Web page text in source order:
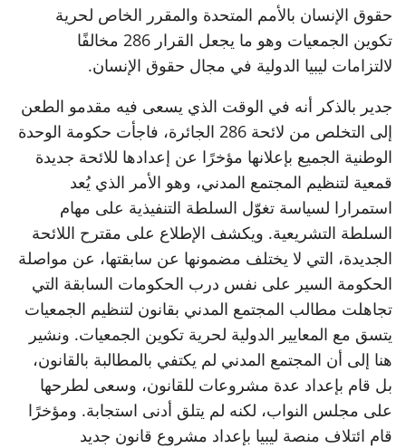
حقوق الإنسان بالأمم المتحدة والمقرر الخاص لحرية
تكوين الجمعيات وهو ما يجعل القرار 286 مخالفًا
لالتزامات ليبيا الدولية في مجال حقوق الإنسان.
جدير بالذكر أنه في الوقت الذي يسعى فيه مقدمو الطعن
إلى التخلص من لائحة 286 الجائرة، فاجأت حكومة الوحدة
الوطنية الجميع بإعلانها مؤخرًا عن إعدادها للائحة جديدة
قمعية لتنظيم المجتمع المدني، وهو الأمر الذي يُعد
استمرارا لسياسة تغوّل السلطة التنفيذية على مهام
السلطة التشريعية. ويكشف الإطلاع على مقترح اللائحة
الجديدة، التي لا يختلف مضمونها عن سابقتها، عن مواصلة
الحكومة السير على نفس درب الحكومات السابقة التي
تجاهلت مطالب المجتمع المدني بقانون لتنظيم الجمعيات
يتسق مع المعايير الدولية لحرية تكوين الجمعيات. ونشير
هنا إلى أن المجتمع المدني لم يكتفي بالمطالبة بالقانون،
بل قام بإعداد عدة مشروعات للقانون، وسعى لطرحها
على مجلس النواب، لكنه لم يتلق أدنى استجابة. ومؤخرًا
قام ائتلاف منصة ليبيا بإعداد مشروع قانون جديد